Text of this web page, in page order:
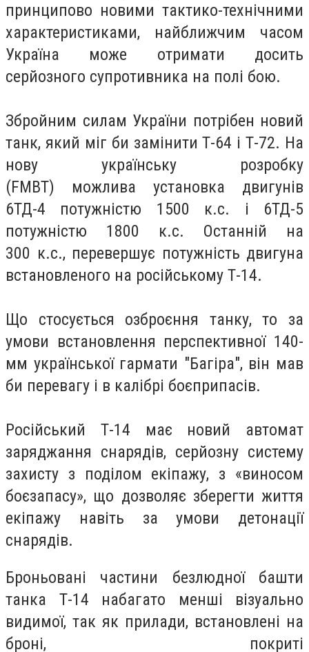
принципово новими тактико-технічними
характеристиками, найближчим часом
Україна може отримати досить
серйозного супротивника на полі бою.
Збройним силам України потрібен новий
танк, який міг би замінити Т-64 і Т-72. На
нову українську розробку
(FMBT) можлива установка двигунів
6ТД-4 потужністю 1500 к.с. і 6ТД-5
потужністю 1800 к.с. Останній на
300 к.с., перевершує потужність двигуна
встановленого на російському Т-14.
Що стосується озброєння танку, то за
умови встановлення перспективної 140-
мм української гармати "Багіра", він мав
би перевагу і в калібрі боєприпасів.
Російський Т-14 має новий автомат
заряджання снарядів, серйозну систему
захисту з поділом екіпажу, з «виносом
боєзапасу», що дозволяє зберегти життя
екіпажу навіть за умови детонації
снарядів.
Броньовані частини безлюдної башти
танка Т-14 набагато менші візуально
видимої, так як прилади, встановлені на
броні, покриті